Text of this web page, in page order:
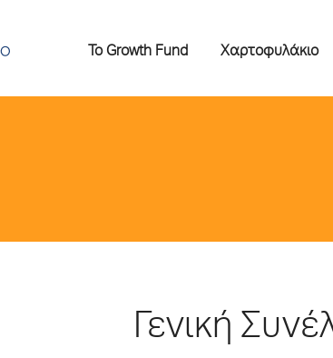
Το Growth Fund Χαρτοφυλάκιο
Γενική